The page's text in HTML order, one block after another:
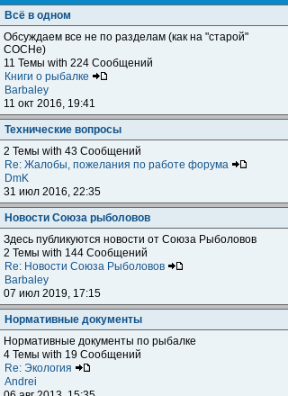
Всё в одном
Обсуждаем все не по разделам (как на "старой"
СОСНе)
11 Темы with 224 Сообщений
Книги о рыбалке
Barbaley
11 окт 2016, 19:41
Технические вопросы
2 Темы with 43 Сообщений
Re: Жалобы, пожелания по работе форума
DmK
31 июл 2016, 22:35
Новости Союза рыболовов
Здесь публикуются новости от Союза Рыболовов
2 Темы with 144 Сообщений
Re: Новости Союза Рыболовов
Barbaley
07 июл 2019, 17:15
Нормативные документы
Нормативные документы по рыбалке
4 Темы with 19 Сообщений
Re: Экология
Andrei